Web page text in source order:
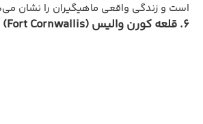
است و زندگی واقعی ماهیگیران را نشان
6. قلعه کورن‌ والیس (Fort Cornwallis)